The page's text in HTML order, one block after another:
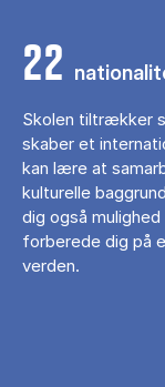
22
Skolen tiltrækker
skaber et
kan lære at
kulturelle
dig også
forberede dig på
verden.